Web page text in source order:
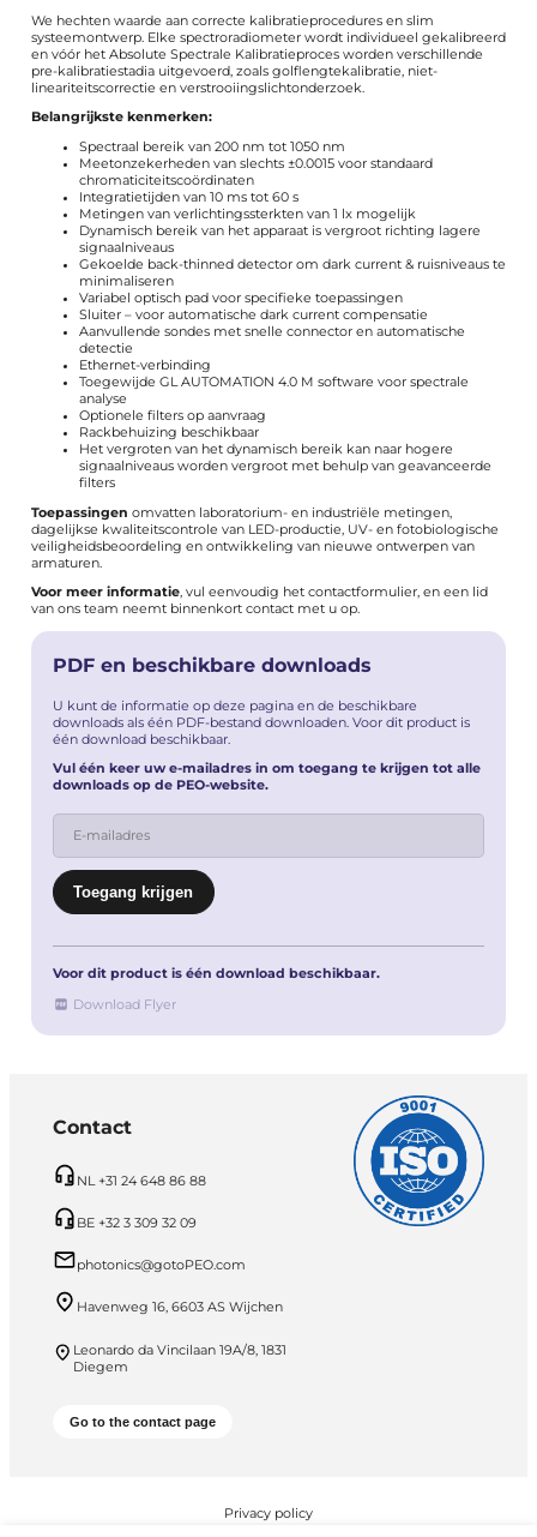
We hechten waarde aan correcte kalibratieprocedures en slim
systeemontwerp. Elke spectroradiometer wordt individueel gekalibreerd
en vóór het Absolute Spectrale Kalibratieproces worden verschillende
pre-kalibratiestadia uitgevoerd, zoals golflengtekalibratie, niet-
lineariteitscorrectie en verstrooiingslichtonderzoek.
Belangrijkste kenmerken:
Spectraal bereik van 200 nm tot 1050 nm
Meetonzekerheden van slechts ±0.0015 voor standaard
chromaticiteitscoördinaten
Integratietijden van 10 ms tot 60 s
Metingen van verlichtingssterkten van 1 lx mogelijk
Dynamisch bereik van het apparaat is vergroot richting lagere
signaalniveaus
Gekoelde back-thinned detector om dark current & ruisniveaus te
minimaliseren
Variabel optisch pad voor specifieke toepassingen
Sluiter – voor automatische dark current compensatie
Aanvullende sondes met snelle connector en automatische
detectie
Ethernet-verbinding
Toegewijde GL AUTOMATION 4.0 M software voor spectrale
analyse
Optionele filters op aanvraag
Rackbehuizing beschikbaar
Het vergroten van het dynamisch bereik kan naar hogere
signaalniveaus worden vergroot met behulp van geavanceerde
filters
Toepassingen omvatten laboratorium- en industriële metingen,
dagelijkse kwaliteitscontrole van LED-productie, UV- en fotobiologische
veiligheidsbeoordeling en ontwikkeling van nieuwe ontwerpen van
armaturen.
Voor meer informatie, vul eenvoudig het contactformulier, en een lid
van ons team neemt binnenkort contact met u op.
PDF en beschikbare downloads
U kunt de informatie op deze pagina en de beschikbare
downloads als één PDF-bestand downloaden. Voor dit product is
één download beschikbaar.
Vul één keer uw e-mailadres in om toegang te krijgen tot alle
downloads op de PEO-website.
Voor dit product is één download beschikbaar.
Download Flyer
Contact
NL +31 24 648 86 88
BE +32 3 309 32 09
photonics@gotoPEO.com
Havenweg 16, 6603 AS Wijchen
Leonardo da Vincilaan 19A/8, 1831
Diegem
Go to the contact page
Privacy policy